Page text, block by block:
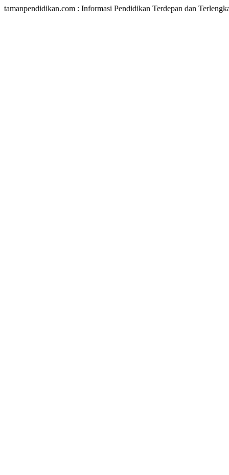
tamanpendidikan.com : Informasi Pendidikan Terdepan dan